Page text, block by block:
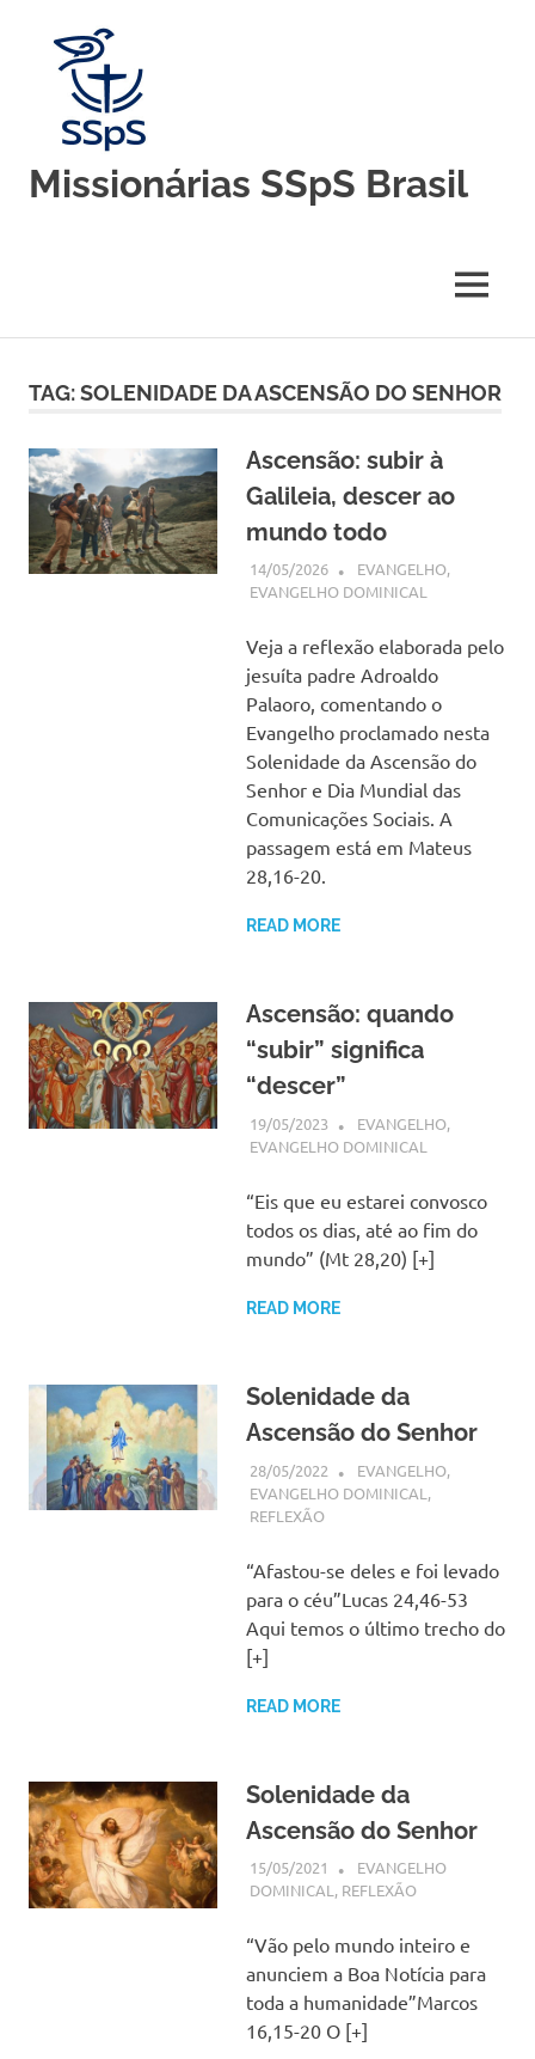
content
Missionárias SSpS Brasil
Espírito
–
Brasil
MENU
TAG:SOLENIDADE DA ASCENSÃO DO SENHOR
Ascensão: subir à
Galileia, descer ao
mundo todo
14/05/2026 SSPS BRASIL
EVANGELHO,
EVANGELHO DOMINICAL
Veja a reflexão elaborada pelo
jesuíta padre Adroaldo
Palaoro, comentando o
Evangelho proclamado nesta
Solenidade da Ascensão do
Senhor e Dia Mundial das
Comunicações Sociais. A
passagem está em Mateus
28,16-20.
READ MORE
Ascensão: quando
“subir” significa
“descer”
19/05/2023 SSPS BRASIL
EVANGELHO,
EVANGELHO DOMINICAL
“Eis que eu estarei convosco
todos os dias, até ao fim do
mundo” (Mt 28,20) [+]
READ MORE
Solenidade da
Ascensão do Senhor
28/05/2022 SSPS BRASIL
EVANGELHO,
EVANGELHO DOMINICAL ,
REFLEXÃO
“Afastou-se deles e foi levado
para o céu”Lucas 24,46-53
Aqui temos o último trecho do
[+]
READ MORE
Solenidade da
Ascensão do Senhor
15/05/2021 SSPS BRASIL
EVANGELHO
DOMINICAL , REFLEXÃO
“Vão pelo mundo inteiro e
anunciem a Boa Notícia para
toda a humanidade”Marcos
16,15-20 O [+]